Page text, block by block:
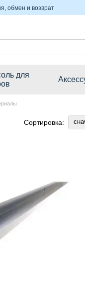
обмен и возврат
для
Сортировка: